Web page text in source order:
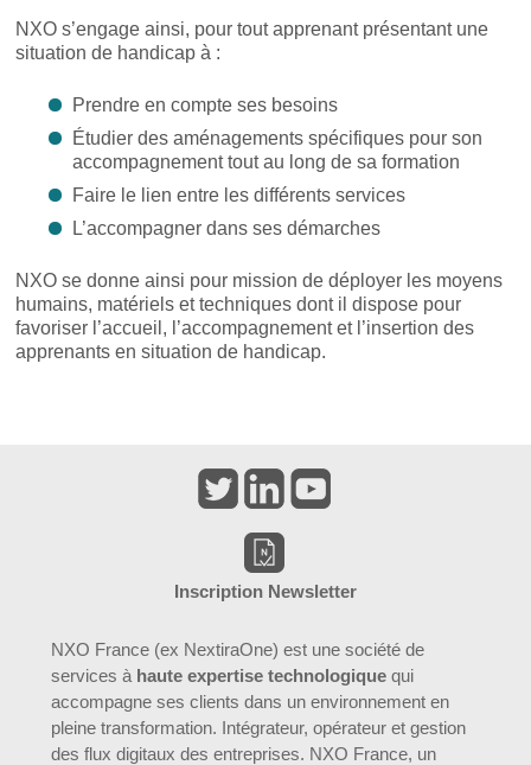
NXO s’engage ainsi, pour tout apprenant présentant une
situation de handicap à :
Prendre en compte ses besoins
Étudier des aménagements spécifiques pour son
accompagnement tout au long de sa formation
Faire le lien entre les différents services
L’accompagner dans ses démarches
NXO se donne ainsi pour mission de déployer les moyens
humains, matériels et techniques dont il dispose pour
favoriser l’accueil, l’accompagnement et l’insertion des
apprenants en situation de handicap.
Inscription Newsletter
NXO France (ex NextiraOne) est une société de
services à haute expertise technologique qui
accompagne ses clients dans un environnement en
pleine transformation. Intégrateur, opérateur et gestion
des flux digitaux des entreprises. NXO France, un